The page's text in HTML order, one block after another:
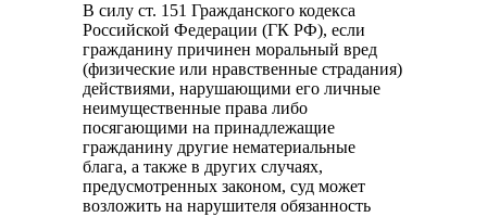
В силу ст. 151 Гражданского кодекса
Российской Федерации (ГК РФ), если
гражданину причинен моральный вред
(физические или нравственные страдания)
действиями, нарушающими его личные
неимущественные права либо
посягающими на принадлежащие
гражданину другие нематериальные
блага, а также в других случаях,
предусмотренных законом, суд может
возложить на нарушителя обязанность